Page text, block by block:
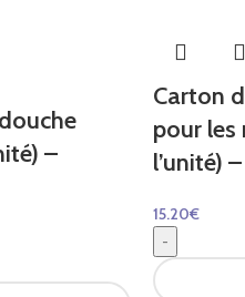
–
Carton
pour
l’unité)
15.20€
-